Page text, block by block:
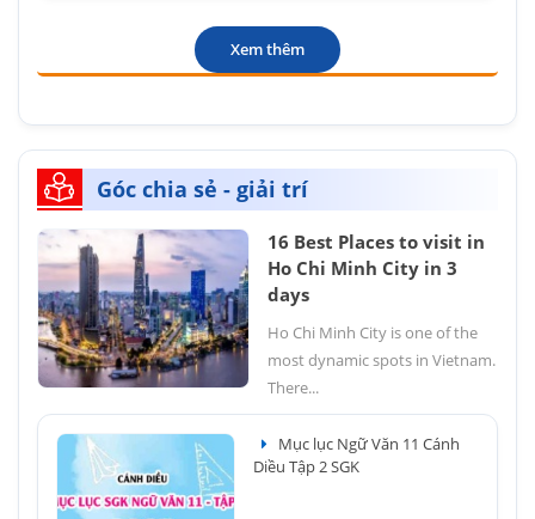
Xem thêm
Góc chia sẻ - giải trí
16 Best Places to visit in
Ho Chi Minh City in 3
days
Ho Chi Minh City is one of the
most dynamic spots in Vietnam.
There...
Mục lục Ngữ Văn 11 Cánh
Diều Tập 2 SGK